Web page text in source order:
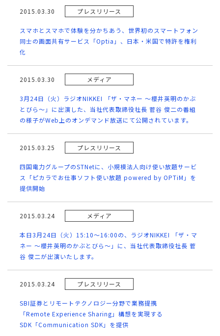
2015.03.30 プレスリリース
スマホとスマホで体験を分かちあう、世界初のスマートフォン
同士の画面共有サービス「Optia」、日本・米国で特許を権利
化
2015.03.30 メディア
3月24日（火）ラジオNIKKEI 「ザ・マネー ～櫻井英明のかぶ
とびら～」に出演した、当社代表取締役社長 菅谷 俊二の番組
の様子がWeb上のオンデマンド放送にて公開されています。
2015.03.25 プレスリリース
四国電力グループのSTNetに、小規模法人向け使い放題サービ
ス「ピカラでお仕事ソフト使い放題 powered by OPTiM」を
提供開始
2015.03.24 メディア
本日3月24日（火）15:10～16:00の、ラジオNIKKEI 「ザ・マ
ネー ～櫻井英明のかぶとびら～」に、当社代表取締役社長 菅
谷 俊二が出演いたします。
2015.03.24 プレスリリース
SBI証券とリモートテクノロジー分野で業務提携
「Remote Experience Sharing」構想を実現する
SDK「Communication SDK」を提供